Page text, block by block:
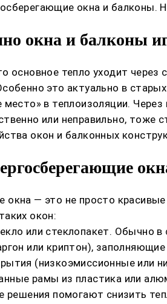
окна и балконы.
окна и балконы
основное тепло уходит через
это актуально в
в теплоизоляции.
или неправильно,
окон и балконных
окна — это не просто
окон:
или стеклопакет. Обычно
или криптон),
(низкоэмиссионные или
рамы из пластика или
решения помогают снизить